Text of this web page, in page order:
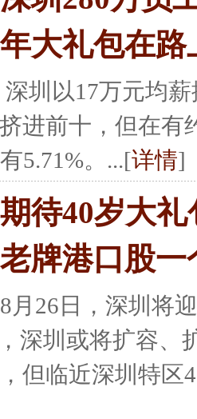
年大礼包在路
深圳以17万元均
进前十，但在有
5.71%。...[详情]
期待40岁大
老牌港口股
8月26日，深圳将
深圳或将扩容
但临近深圳特区